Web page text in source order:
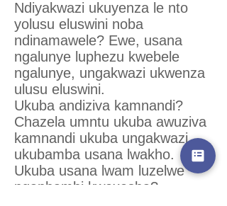
Ndiyakwazi ukuyenza le nto
yolusu eluswini noba
ndinamawele? Ewe, usana
ngalunye luphezu kwebele
ngalunye, ungakwazi ukwenza
ulusu eluswini.
Ukuba andiziva kamnandi?
Chazela umntu ukuba awuziva
kamnandi ukuba ungakwazi
ukubamba usana lwakho.
Ukuba usana lwam luzelwe
ngaphambi kwexesha?